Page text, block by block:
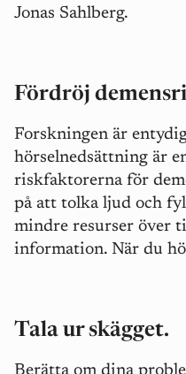
Jonas Sahlberg.
Fördröj
Forskningen är
hörselnedsättning är
riskfaktorerna för
på att tolka ljud och
mindre resurser över
information. När du
Tala ur skägget.